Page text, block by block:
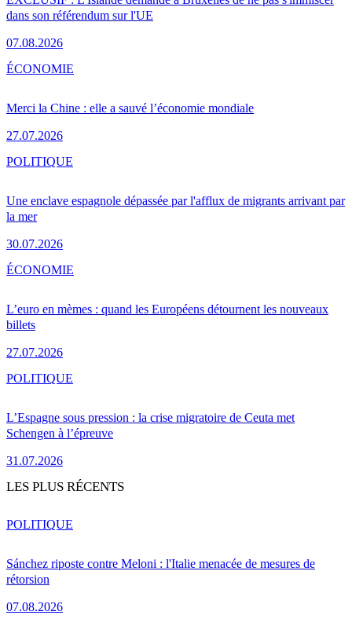
dans son référendum sur l'UE
07.08.2026
Merci la Chine : elle a sauvé l’économie mondiale
27.07.2026
ÉCONOMIE
Une enclave espagnole dépassée par l'afflux de migrants arrivant par
la mer
30.07.2026
POLITIQUE
L’euro en mèmes : quand les Européens détournent les nouveaux
billets
27.07.2026
ÉCONOMIE
L’Espagne sous pression : la crise migratoire de Ceuta met
Schengen à l’épreuve
31.07.2026
POLITIQUE
LES PLUS RÉCENTS
Sánchez riposte contre Meloni : l'Italie menacée de mesures de
rétorsion
07.08.2026
POLITIQUE